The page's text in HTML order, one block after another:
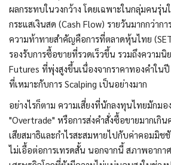
ผลกระทบในวงกว้าง โดยเฉพาะในกลุ่มคนรุ่น
กระแสเงินสด (Cash Flow) รายวันมากกว่าก
ความท้าทายสำคัญคือการที่ตลาดหุ้นไทย
รองรับการซื้อขายที่รวดเร็วขึ้น รวมถึงความนิ
Futures ที่พุ่งสูงขึ้นเนื่องจากราคาทองคำใน
ที่เหมาะกับการ Scalping เป็นอย่างมาก
อย่างไรก็ตาม ความเสี่ยงที่นักลงทุนไทยมักมอ
"Overtrade" หรือการส่งคำสั่งซื้อขายมากเกิ
เสียสมาธิและกำไรสะสมหายไปกับค่าคอมมิช
ไม่เอื้อต่อการเทรดสั้น นอกจากนี้ สภาพอากา